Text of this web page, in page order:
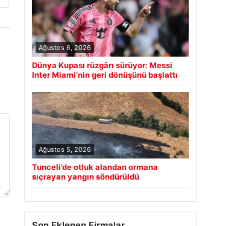
Ağustos 6, 2026
Dünya Kupası rüzgârı sürüyor: Messi
Inter Miami’nin geri dönüşünü başlattı
Ağustos 5, 2026
Tunceli’de otluk alandan ormana
sıçrayan yangın söndürüldü